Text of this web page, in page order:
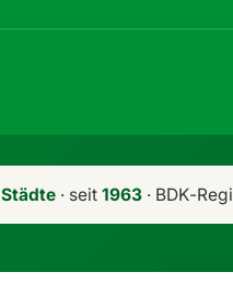
· seit 1963 · BDK-